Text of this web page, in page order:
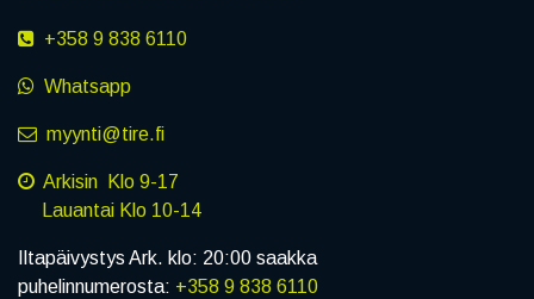
+358 9 838 6110
Whatsapp
myynti@tire.fi
Arkisin Klo 9-17
Lauantai Klo 10-14
Iltapäivystys Ark. klo: 20:00 saakka
puhelinnumerosta: +358 9 838 6110